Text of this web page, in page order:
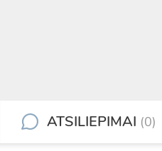
ATSILIEPIMAI (0)